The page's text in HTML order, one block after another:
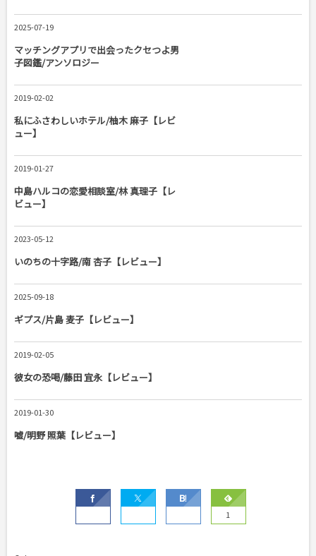
2025-07-19
マッチングアプリで出会ったクセつよ男
子図鑑/アンソロジー
2019-02-02
私にふさわしいホテル/柚木 麻子【レビ
ュー】
2019-01-27
中島ハルコの恋愛相談室/林 真理子【レ
ビュー】
2023-05-12
いのちの十字路/南 杏子【レビュー】
2025-09-18
ギプス/片島 麦子【レビュー】
2019-02-05
彼女の恐喝/藤田 宜永【レビュー】
2019-01-30
嘘/明野 照葉【レビュー】
1